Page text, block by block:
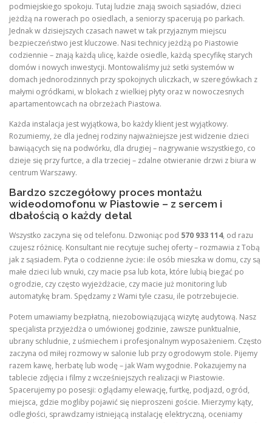
podmiejskiego spokoju. Tutaj ludzie znają swoich sąsiadów, dzieci
jeżdżą na rowerach po osiedlach, a seniorzy spacerują po parkach.
Jednak w dzisiejszych czasach nawet w tak przyjaznym miejscu
bezpieczeństwo jest kluczowe. Nasi technicy jeżdżą po Piastowie
codziennie – znają każdą ulicę, każde osiedle, każdą specyfikę starych
domów i nowych inwestycji. Montowaliśmy już setki systemów w
domach jednorodzinnych przy spokojnych uliczkach, w szeregówkach z
małymi ogródkami, w blokach z wielkiej płyty oraz w nowoczesnych
apartamentowcach na obrzeżach Piastowa.
Każda instalacja jest wyjątkowa, bo każdy klient jest wyjątkowy.
Rozumiemy, że dla jednej rodziny najważniejsze jest widzenie dzieci
bawiąących się na podwórku, dla drugiej – nagrywanie wszystkiego, co
dzieje się przy furtce, a dla trzeciej – zdalne otwieranie drzwi z biura w
centrum Warszawy.
Bardzo szczegółowy proces montażu
wideodomofonu w Piastowie – z sercem i
dbałością o każdy detal
Wszystko zaczyna się od telefonu. Dzwoniąc pod 570 933 114, od razu
czujesz różnicę. Konsultant nie recytuje suchej oferty – rozmawia z Tobą
jak z sąsiadem. Pyta o codzienne życie: ile osób mieszka w domu, czy są
małe dzieci lub wnuki, czy macie psa lub kota, które lubią biegać po
ogrodzie, czy często wyjeżdżacie, czy macie już monitoring lub
automatykę bram. Spędzamy z Wami tyle czasu, ile potrzebujecie.
Potem umawiamy bezpłatną, niezobowiązującą wizytę audytową. Nasz
specjalista przyjeżdża o umówionej godzinie, zawsze punktualnie,
ubrany schludnie, z uśmiechem i profesjonalnym wyposażeniem. Często
zaczyna od miłej rozmowy w salonie lub przy ogrodowym stole. Pijemy
razem kawę, herbatę lub wodę – jak Wam wygodnie. Pokazujemy na
tablecie zdjęcia i filmy z wcześniejszych realizacji w Piastowie.
Spacerujemy po posesji: oglądamy elewację, furtkę, podjazd, ogród,
miejsca, gdzie mogliby pojawić się nieproszeni goście. Mierzymy kąty,
odległości, sprawdzamy istniejącą instalację elektryczną, oceniamy